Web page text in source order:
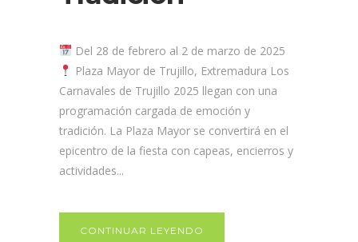
Del 28 de febrero al 2 de marzo de 2025
Plaza Mayor de Trujillo, Extremadura Los
Carnavales de Trujillo 2025 llegan con una
programación cargada de emoción y
tradición. La Plaza Mayor se convertirá en el
epicentro de la fiesta con capeas, encierros y
actividades...
CONTINUAR LEYENDO